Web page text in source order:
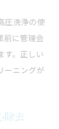
圧洗浄の使
前に管理会
す。正しい
ーニングが
除去